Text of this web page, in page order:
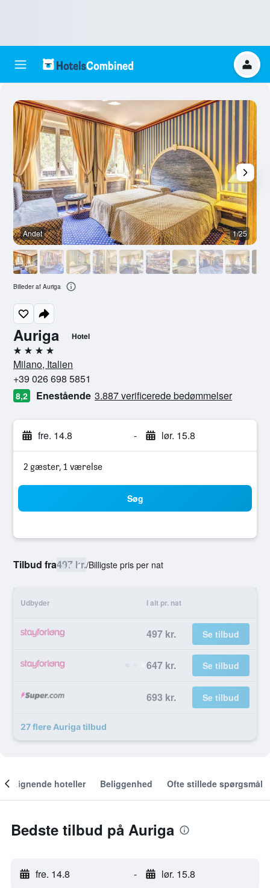
Auriga Hotel
4 stjerner
Milano, Italien
+39 026 698 5851
8,2 Enestående 3.887 verificerede bedømmelser
fre. 14.8 - lør. 15.8
2 gæster, 1 værelse
Søg
Tilbud fra497 kr./Billigste pris per nat
Udbyder I alt pr. nat
497 kr. Se tilbud
647 kr. Se tilbud
693 kr. Se tilbud
27 flere Auriga tilbud
Andet 1/25
Billeder af Auriga
Lignende hoteller Beliggenhed Ofte stillede spørgsmål
Bedste tilbud på Auriga
fre. 14.8 - lør. 15.8